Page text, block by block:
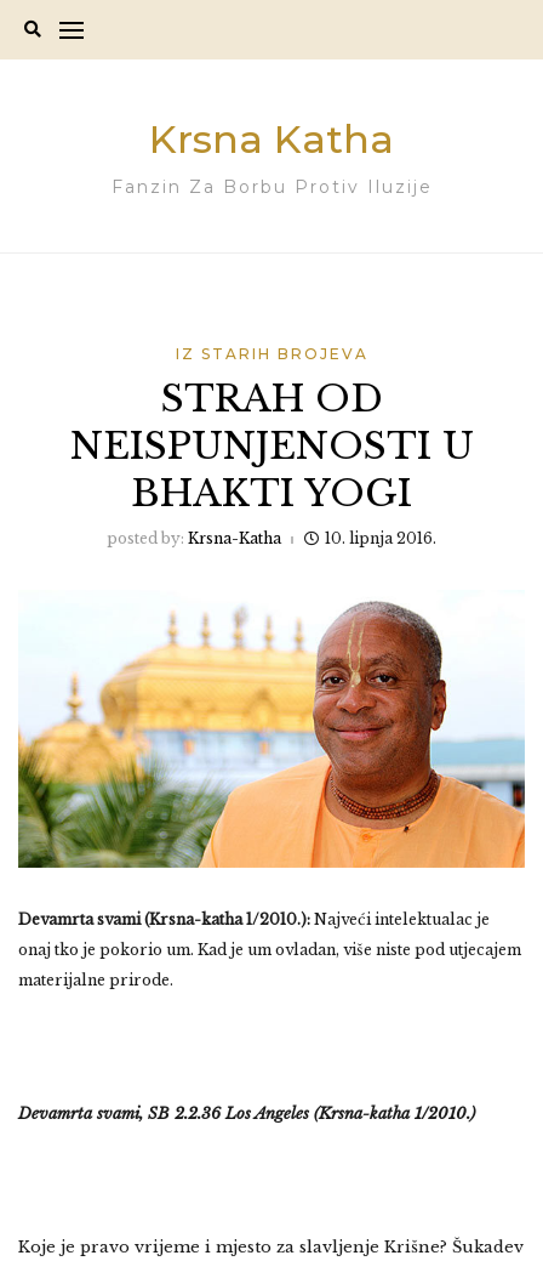
Krsna Katha
Fanzin Za Borbu Protiv Iluzije
IZ STARIH BROJEVA
STRAH OD
NEISPUNJENOSTI U
BHAKTI YOGI
posted by: Krsna-Katha 10. lipnja 2016.
Devamrta svami(Krsna-katha 1/2010.): Najveći intelektualac je
onaj tko je pokorio um. Kad je um ovladan, više niste pod utjecajem
materijalne prirode.
Devamrta svami, SB 2.2.36Los Angeles (Krsna-katha 1/2010.)
Koje je pravo vrijeme i mjesto za slavljenje Krišne? Šukadev